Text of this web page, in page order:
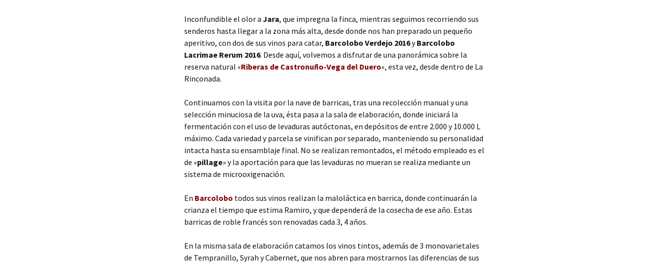
Inconfundible el olor a Jara, que impregna la finca, mientras seguimos recorriendo sus
senderos hasta llegar a la zona más alta, desde donde nos han preparado un pequeño
aperitivo, con dos de sus vinos para catar, Barcolobo Verdejo 2016yBarcolobo
Lacrimae Rerum 2016. Desde aquí, volvemos a disfrutar de una panorámica sobre la
reserva natural «Riberas de Castronuño-Vega del Duero«, esta vez, desde dentro de La
Rinconada.
Continuamos con la visita por la nave de barricas, tras una recolección manual y una
selección minuciosa de la uva, ésta pasa a la sala de elaboración, donde iniciará la
fermentación con el uso de levaduras autóctonas, en depósitos de entre 2.000 y 10.000 L
máximo. Cada variedad y parcela se vinifican por separado, manteniendo su personalidad
intacta hasta su ensamblaje final. No se realizan remontados, el método empleado es el
de «pillage» y la aportación para que las levaduras no mueran se realiza mediante un
sistema de microoxigenación.
En Barcolobo todos sus vinos realizan la maloláctica en barrica, donde continuarán la
crianza el tiempo que estima Ramiro, y que dependerá de la cosecha de ese año. Estas
barricas de roble francés son renovadas cada 3, 4 años.
En la misma sala de elaboración catamos los vinos tintos, además de 3 monovarietales
de Tempranillo, Syrah y Cabernet, que nos abren para mostrarnos las diferencias de sus